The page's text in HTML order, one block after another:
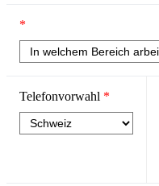
*
Telefonvorwahl *